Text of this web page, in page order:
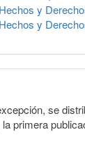
Hechos y
Hechos y
se
primera